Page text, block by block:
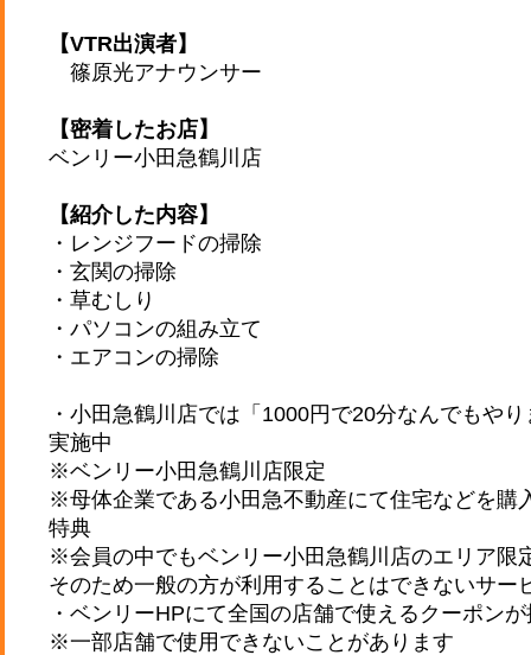
【VTR出演者】
篠原光アナウンサー
【密着したお店】
ベンリー小田急鶴川店
【紹介した内容】
・レンジフードの掃除
・玄関の掃除
・草むしり
・パソコンの組み立て
・エアコンの掃除
・小田急鶴川店では「1000円で20分なんでもや
実施中
※ベンリー小田急鶴川店限定
※母体企業である小田急不動産にて住宅などを購
特典
※会員の中でもベンリー小田急鶴川店のエリア限
そのため一般の方が利用することはできないサー
・ベンリーHPにて全国の店舗で使えるクーポンが
※一部店舗で使用できないことがあります